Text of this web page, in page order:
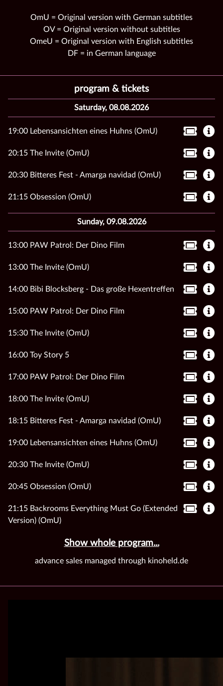
OmU = Original version with German subtitles
OV = Original version without subtitles
OmeU = Original version with English subtitles
DF = in German language
program & tickets
Saturday, 08.08.2026
19:00 Lebensansichten eines Huhns (OmU)
20:15 The Invite (OmU)
20:30 Bitteres Fest - Amarga navidad (OmU)
21:15 Obsession (OmU)
Sunday, 09.08.2026
13:00 PAW Patrol: Der Dino Film
13:00 The Invite (OmU)
14:00 Bibi Blocksberg - Das große Hexentreffen
15:00 PAW Patrol: Der Dino Film
15:30 The Invite (OmU)
16:00 Toy Story 5
17:00 PAW Patrol: Der Dino Film
18:00 The Invite (OmU)
18:15 Bitteres Fest - Amarga navidad (OmU)
19:00 Lebensansichten eines Huhns (OmU)
20:30 The Invite (OmU)
20:45 Obsession (OmU)
21:15 Backrooms Everything Must Go (Extended
Version) (OmU)
Show whole program...
advance sales managed through kinoheld.de